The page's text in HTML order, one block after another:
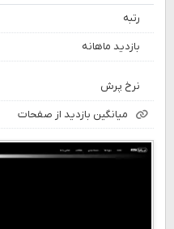
رتبه
بازدید ماهانه
نرخ پرش
میانگین بازدید از صفحات